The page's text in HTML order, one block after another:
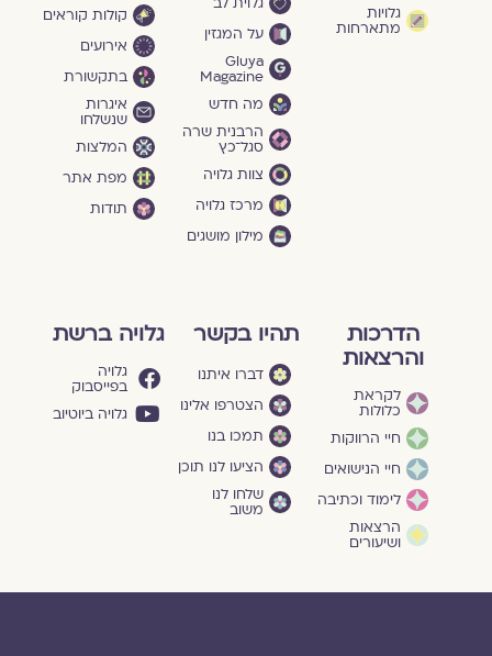
גלויות
מתארחות
על המגזין
Gluya
Magazine
מה חדש
הרבנית שרה
סגל־כץ
צוות גלויה
מרכז גלויה
מילון מושגים
קולות קוראים
אירועים
בתקשורת
איגרות
שנשלחו
המלצות
מפת אתר
תודות
הדרכות
והרצאות
לקראת
כלולות
חיי הרווקות
חיי הנישואים
לימוד וכתיבה
הרצאות
ושיעורים
תהיו בקשר
דברו איתנו
הצטרפו אלינו
תמכו בנו
הציעו לנו תוכן
שלחו לנו
משוב
גלויה ברשת
גלויה
בפייסבוק
גלויה ביוטיוב